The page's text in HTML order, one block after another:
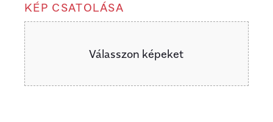
KÉP CSATOLÁSA
Válasszon képeket